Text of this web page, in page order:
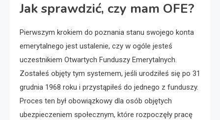
Jak sprawdzić, czy mam OFE?
Pierwszym krokiem do poznania stanu swojego konta
emerytalnego jest ustalenie, czy w ogóle jesteś
uczestnikiem Otwartych Funduszy Emerytalnych.
Zostałeś objęty tym systemem, jeśli urodziłeś się po 31
grudnia 1968 roku i przystąpiłeś do jednego z funduszy.
Proces ten był obowiązkowy dla osób objętych
ubezpieczeniem społecznym, które rozpoczęły pracę